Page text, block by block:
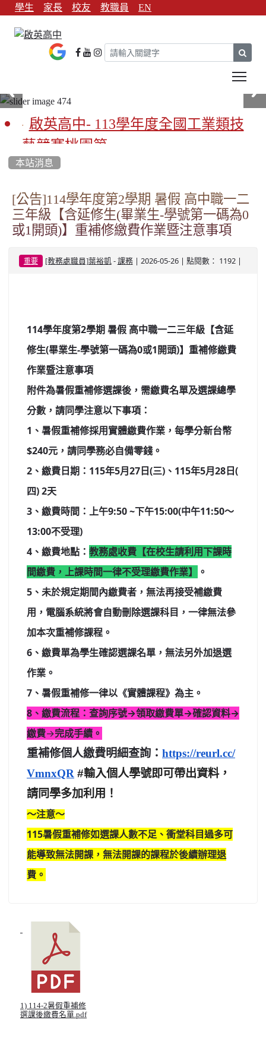
學生 家長 校友 教職員 EN
啟英高中- 113學年度全國工業類技
藝競賽桃園第一
啟英高中-113學年全國學生家事類技
藝競賽榮獲1支金手獎3支優勝
亞洲金牌在啟英！-機器人競賽亞洲
第一
餐飲管理科桃園第一、資料處理科
啟英高中-時尚科桃園第一
本站消息
[公告]114學年度第2學期 暑假 高中職一二
三年級【含延修生(畢業生-學號第一碼為0
或1開頭)】重補修繳費作業暨注意事項
重要 [教務處職員]葉裕凱 - 課務| 2026-05-26 | 點閱數： 1192 |
114學年度第2學期 暑假 高中職一二三年級【含延
修生(畢業生-學號第一碼為0或1開頭)】重補修繳費
作業暨注意事項
附件為暑假重補修選課後，需繳費名單及選課總學
分數， 請同學注意以下事項：
1、暑假重補修採用實體繳費作業，每學分新台幣
$240元， 請同學務必自備零錢。
2、繳費日期：115年5月27日(三)、115年5月28日(
四) 2天
3、繳費時間：上午9:50 ~下午15:00(中午11:50～
13:00不受理)
4、繳費地點： 教務處收費【在校生請利用下課時
間繳費， 上課時間一律不受理繳費作業】
。
5、未於規定期間內繳費者，無法再接受補繳費
用， 電腦系統將會自動刪除選課科目，一律無法參
加本次重補修課程。
6、繳費單為學生確認選課名單，無法另外加退選
作業。
7、暑假重補修一律以《實體課程》為主。
8、繳費流程：查詢序號→領取繳費單→確認資料→
繳費→完成手續 。
重補修個人繳費明細查詢： https://reurl.cc/
VmnxQR #輸入個人學號即可帶出資料，
請同學多加利用！
～注意～
115暑假重補修如選課人數不足、 衝堂科目過多可
能導致無法開課 ，無法開課的課程於後續辦理退
費。
1) 114-2暑假重補修
選課後繳費名單.pdf